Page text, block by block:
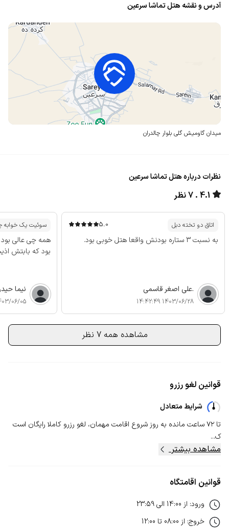
آدرس و نقشه هتل تماشا سرعین
میدان گاومیش گلی بلوار چالدران
نظرات درباره هتل تماشا سرعین
4.1 7 نظر
اتاق دو تخته دبل 5.0
به نسبت 3 ستاره بودنش واقعا هتل خوبی بود.
.علی اصغر قاسمی
1403/06/28 14:42:49
سوئیت یک خوابه
همه چی عالی
بود که بابتش
نیما
06/05 11:50:10
مشاهده همه 7 نظر
قوانین لغو رزرو
شرایط متعادل
تا ۷۲ ساعت مانده به روز شروع اقامت مهمان، لغو رزرو کاملا رایگان است
ک...
مشاهده بیشتر
قوانین اقامتگاه
ورود: از 14:00 الی23:59
خروج: از 08:00 تا 12:00